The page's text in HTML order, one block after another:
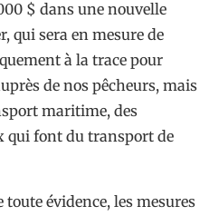
$ dans une nouvelle
qui sera en mesure de
à la trace pour
de nos pêcheurs, mais
maritime, des
qui font du transport de
toute évidence, les mesures